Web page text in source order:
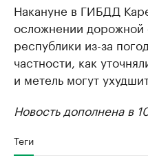
Накануне в ГИБДД
осложнении дорожной
республики из-за
частности, как
и метель могут
Новость дополнена в
Теги